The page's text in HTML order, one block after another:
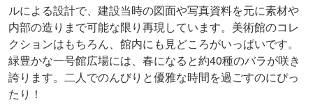
ルによる設計で、建設当時の図面や写真資料を元に素材や
内部の造りまで可能な限り再現しています。美術館のコレ
クションはもちろん、館内にも見どころがいっぱいです。
緑豊かな一号館広場には、春になると約40種のバラが咲き
誇ります。二人でのんびりと優雅な時間を過ごすのにぴっ
たり！